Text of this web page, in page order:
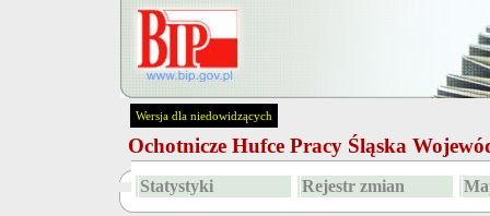
Wersja dla niedowidzących
Ochotnicze Hufce Pracy Śląska
Statystyki Rejestr zmian